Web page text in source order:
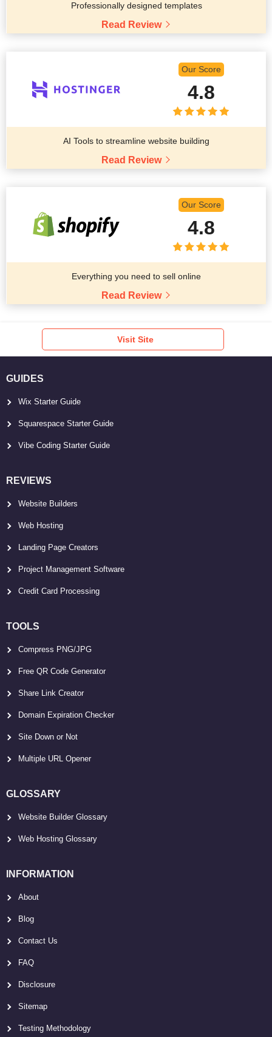
Professionally designed templates
Read Review
Our Score
4.8
AI Tools to streamline website building
Read Review
Our Score
4.8
Everything you need to sell online
Read Review
Visit Site
GUIDES
Wix Starter Guide
Squarespace Starter Guide
Vibe Coding Starter Guide
REVIEWS
Website Builders
Web Hosting
Landing Page Creators
Project Management Software
Credit Card Processing
TOOLS
Compress PNG/JPG
Free QR Code Generator
Share Link Creator
Domain Expiration Checker
Site Down or Not
Multiple URL Opener
GLOSSARY
Website Builder Glossary
Web Hosting Glossary
INFORMATION
About
Blog
Contact Us
FAQ
Disclosure
Sitemap
Testing Methodology